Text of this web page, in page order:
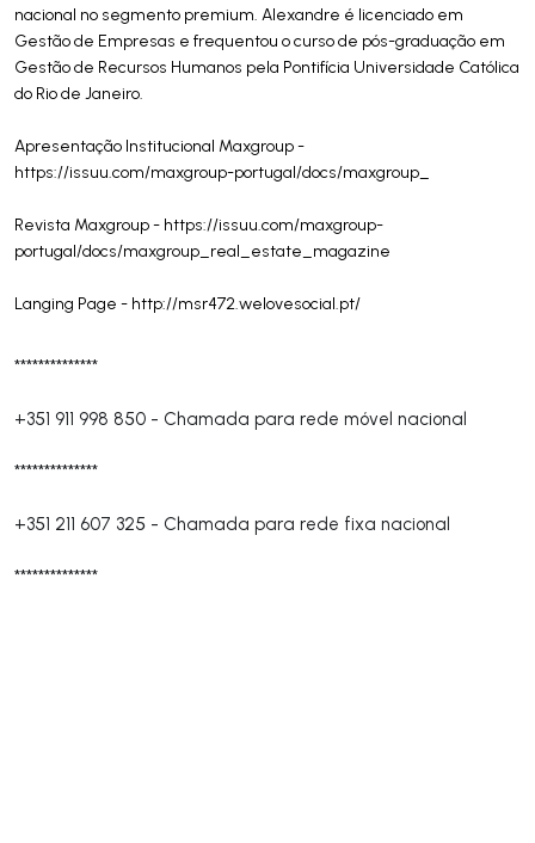
nacional no segmento premium. Alexandre é licenciado em
Gestão de Empresas e frequentou o curso de pós-graduação em
Gestão de Recursos Humanos pela Pontifícia Universidade Católica
do Rio de Janeiro.
Apresentação Institucional Maxgroup -
https://issuu.com/maxgroup-portugal/docs/maxgroup_
Revista Maxgroup - https://issuu.com/maxgroup-
portugal/docs/maxgroup_real_estate_magazine
Langing Page - http://msr472.welovesocial.pt/
**************
+351 911 998 850 - Chamada para rede móvel nacional
**************
+351 211 607 325 - Chamada para rede fixa nacional
**************